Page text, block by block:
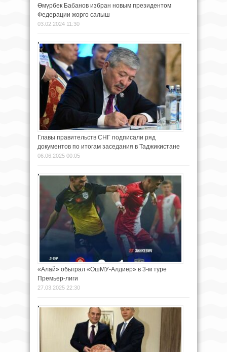
Өмүрбек Бабанов избран новым президентом
Федерации жорго салыш
03.02.2024 11:30
Главы правительств СНГ подписали ряд
документов по итогам заседания в Таджикистане
06.06.2025 00:05
«Алай» обыграл «ОшМУ-Алдиер» в 3-м туре
Премьер-лиги
27.03.2025 22:30